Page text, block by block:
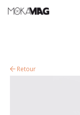
Retour